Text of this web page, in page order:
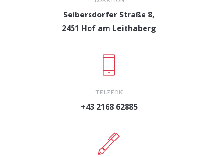
Seibersdorfer Straße 8,
2451 Hof am Leithaberg
TELEFON
+43 2168 62885